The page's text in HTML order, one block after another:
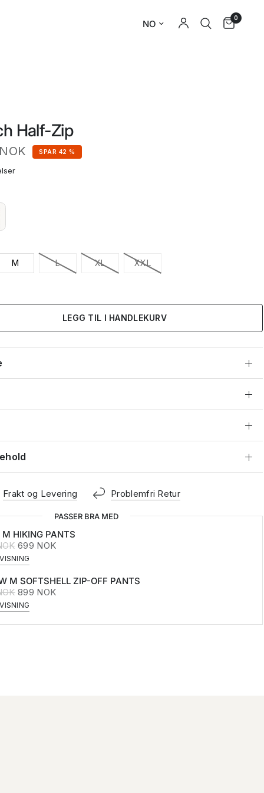
0
Half-Zip
SPAR 42 %
M L XL XXL
LEGG TIL I HANDLEKURV
Frakt og Levering Problemfri Retur
PASSER BRA MED
M HIKING PANTS
699 NOK
M SOFTSHELL ZIP-OFF PANTS
899 NOK